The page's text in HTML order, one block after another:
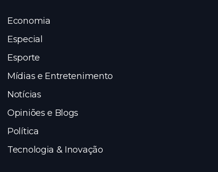
Economia
Especial
Esporte
Mídias e Entretenimento
Notícias
Opiniões e Blogs
Política
Tecnologia & Inovação